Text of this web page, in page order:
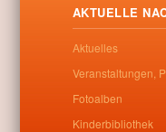
Letöltés
AKTUELLE
Aktuelles
Veranstaltungen,
Fotoalben
Kinderbibliothek